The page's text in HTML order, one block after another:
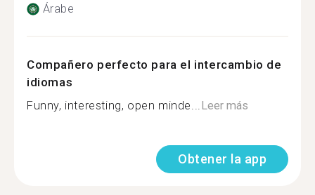
Árabe
Compañero perfecto para el intercambio de
idiomas
Funny, interesting, open minde...Leer más
Obtener la app